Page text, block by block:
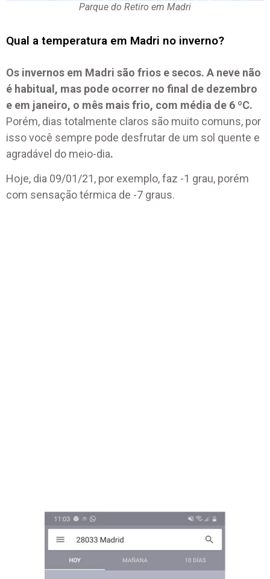
Parque do Retiro em Madri
Qual a temperatura em Madri no inverno?
Os invernos em Madri são frios e secos. A neve não
é habitual, mas pode ocorrer no final de dezembro
e em janeiro, o mês mais frio, com média de 6 ºC.
Porém, dias totalmente claros são muito comuns, por
isso você sempre pode desfrutar de um sol quente e
agradável do meio-dia.
Hoje, dia 09/01/21, por exemplo, faz -1 grau, porém
com sensação térmica de -7 graus.